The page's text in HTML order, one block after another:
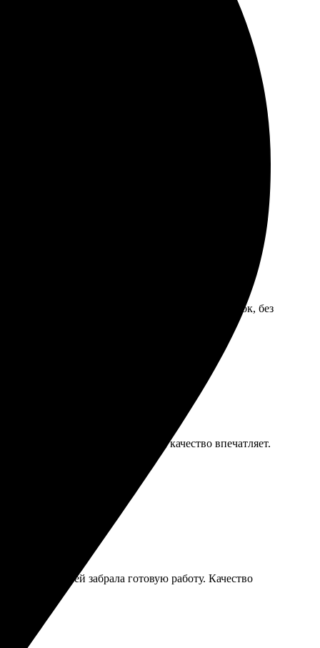
еще!
быстро нашла нужную опцию. Выбор бумаги
всем, кто ценит качество!
Качество хорошее, цвета яркие. Доставили в срок, без
Получила работу быстро, качество впечатляет.
пару дней забрала готовую работу. Качество